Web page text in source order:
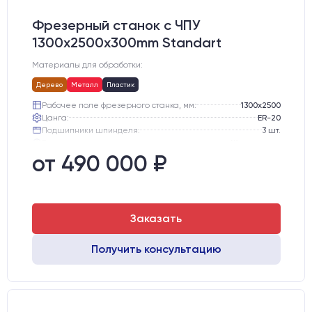
Фрезерный станок с ЧПУ
1300x2500x300mm Standart
Материалы для обработки:
Дерево Металл Пластик
Рабочее поле фрезерного станка, мм:
1300х2500
Цанга:
ER-20
Подшипники шпинделя:
3 шт.
Двигатели:
от 490 000 ₽
Заказать
Получить консультацию